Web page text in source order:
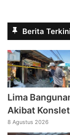
Berita Terkini
Lima
Akibat
8 Agustus 2026